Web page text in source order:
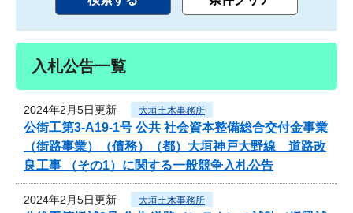
入札公告一覧
2024年2月5日更新 大垣土木事務所
公街工第3-A19-1号 公共 社会資本整備総合交付金事業
（街路事業）（債務）（都）大垣神戸大野線 道路改
良工事 （その1）に関する一般競争入札公告
2024年2月5日更新 大垣土木事務所